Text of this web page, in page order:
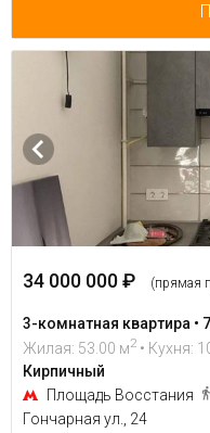
34 000 000 ₽ (прямая
3-комнатная квартира •
Жилая: 53.00 м2 • Кухня:
Кирпичный
Площадь Восстания
Гончарная ул., 24